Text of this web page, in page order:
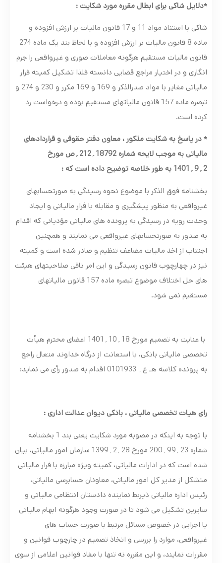
*دلایل شاکی برای ابطال مقرره مورد شکایت :
شاکی با استناد مواد 11 و 17 قانون مالیات بر ارزش افزوده و
ماده 8 قانون مالیات بر ارزش افزوده و با لحاظ بند یک ماده 274
قانون مالیات مستقیم هرگونه معاملات صوری و غیرواقعی را جرم
انگاری و در اختیار مراجع قضایی دانسته فلذا تشکیل کمیته فرار
مالیاتی مغایر با مواد صدرالذکر و 169 و 169 مکرر و 230 و 274 و
تبصره ماده 157 قانون مالیاتهای مستقیم بوده و درخواست رد
کرده است.
* در پاسخ به شکایت مذکور ، معاون دفتر حقوقی و قراردادهای
مالیاتی به موجب لایحه شماره 18792
؍212؍ص مورخ
2؍9؍ 1401 به طور خلاصه توضیح داده است که :
بخشنامه فوق الذکر با موضوع نحوه رسیدگی به صورتحسابهای
غیرواقعی به منظور پیشگیری و مقابله با فرار مالیاتی و ایجاد
وحدت رویه در رسیدگی به پرونده های مالیاتی مؤدیانی که اقدام
به صدور به صورتحسابهای غیرواقعی می نمایند و همچنین
اجتناب از اخذ مالیات مضاعف تنظیم و صادر شده است و کمیته
نیز در چهارچوب قانون رسیدگی و این امر نافی صلاحیتهای هیئت
های حل اختلاف موضوع تبصره ماده 157 قانون مالیاتهای
مستقیم نمی شود.
با عنایت به تصمیم مورخ 18؍10؍1401 اعضای محترم هیأت
تخصصی مالیاتی بانکی، با استعانت از درگاه خداوند متعال راجع
به پرونده کلاسه هـ ع؍ 0101933 اقدام به صدور رأی می نماید:
رای هیات تخصصی مالیاتی ، بانکی دیوان عدالت اداری :
با توجه به اینکه در مصوبه مورد شکایت یعنی بند 1 بخشنامه
شماره 23؍99؍200 مورخ 28؍2؍1399 سازمان امور مالیاتی، بیان
شده است که در ادارات مالیاتی، کمیته ویژه مبارزه با فرار مالیاتی
متشکل از مدیر کل امور مالیاتی، معاونان حسابرسی مالیاتی،
رئیس اداره مالیاتی ذیربط نماینده دادستان انتظامی مالیاتی و
سایرین تشکیل می شود تا در صورت وجود هرگونه ابهام مالیاتی
یا اجرایی در خصوص مسائل مرتبط با صورت حساب های
غیرواقعی، موارد را بررسی و اتخاذ تصمیم در چارچوب قوانین و
مقررات نمایند، و این مقرره نه تنها با مفاد قوانین اعلامی از سوی